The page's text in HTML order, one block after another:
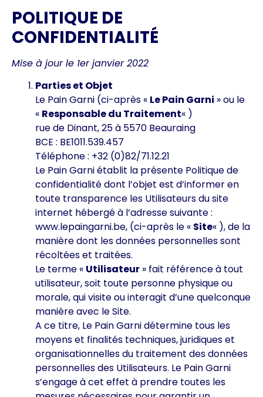
POLITIQUE DE
CONFIDENTIALITÉ
Mise à jour le 1er janvier 2022
Parties et Objet
Le Pain Garni (ci-après « Le Pain Garni » ou le
« Responsable du Traitement« )
rue de Dinant, 25 à 5570 Beauraing
BCE : BE1011.539.457
Téléphone : +32 (0)82/71.12.21
Le Pain Garni établit la présente Politique de
confidentialité dont l’objet est d’informer en
toute transparence les Utilisateurs du site
internet hébergé à l’adresse suivante :
www.lepaingarni.be, (ci-après le « Site« ), de la
manière dont les données personnelles sont
récoltées et traitées.
Le terme « Utilisateur » fait référence à tout
utilisateur, soit toute personne physique ou
morale, qui visite ou interagit d’une quelconque
manière avec le Site.
A ce titre, Le Pain Garni détermine tous les
moyens et finalités techniques, juridiques et
organisationnelles du traitement des données
personnelles des Utilisateurs. Le Pain Garni
s’engage à cet effet à prendre toutes les